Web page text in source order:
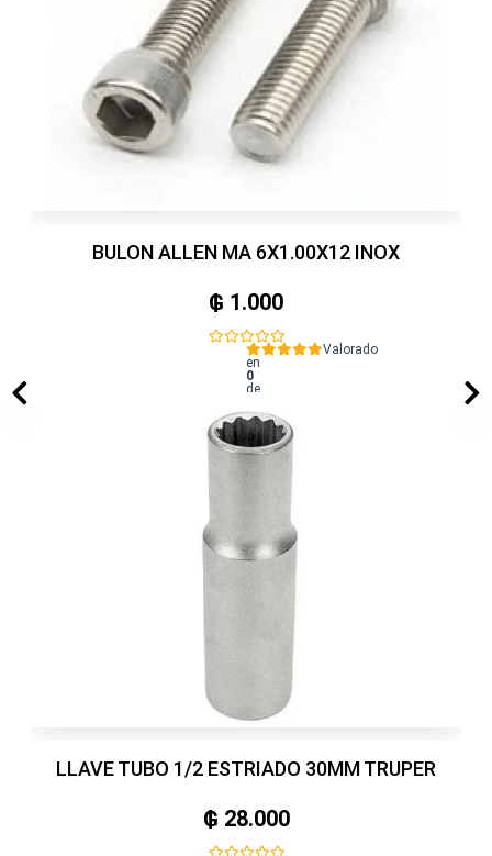
BULON ALLEN MA 6X1.00X12 INOX
₲ 1.000
Valorado
en
0
de
LLAVE TUBO 1/2 ESTRIADO 30MM TRUPER
₲ 28.000